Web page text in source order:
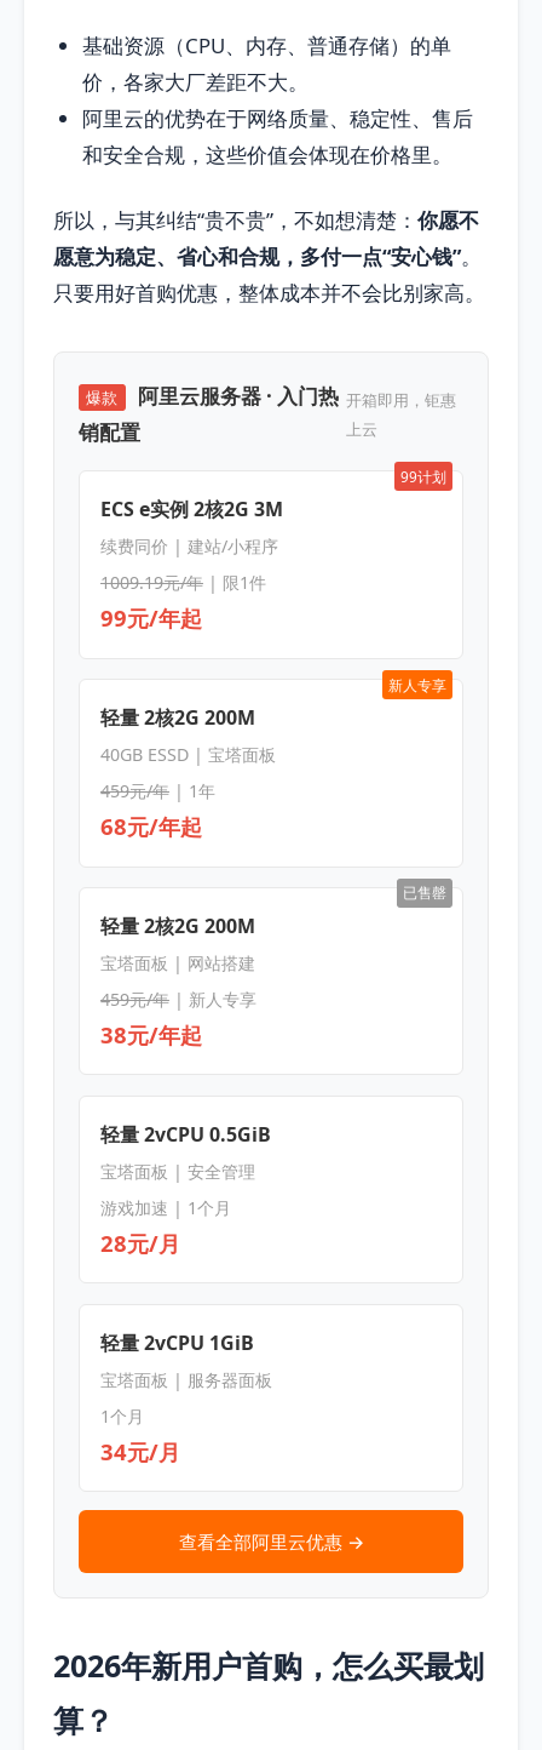
基础资源（CPU、内存、普通存储）的单
价，各家大厂差距不大。
阿里云的优势在于网络质量、稳定性、售后
和安全合规，这些价值会体现在价格里。
所以，与其纠结“贵不贵”，不如想清楚： 你愿不
愿意为稳定、省心和合规，多付一点“安心钱”。
只要用好首购优惠，整体成本并不会比别家高。
爆款
阿里云服务器 · 入门热
销配置
开箱即用，钜惠
上云
99计划
ECS e实例 2核2G 3M
续费同价 | 建站/小程序
1009.19元/年| 限1件
99元/年起
新人专享
轻量 2核2G 200M
40GB ESSD | 宝塔面板
459元/年| 1年
68元/年起
已售罄
轻量 2核2G 200M
宝塔面板 | 网站搭建
459元/年| 新人专享
38元/年起
轻量 2vCPU 0.5GiB
宝塔面板 | 安全管理
游戏加速 | 1个月
28元/月
轻量 2vCPU 1GiB
宝塔面板 | 服务器面板
1个月
34元/月
查看全部阿里云优惠 →
2026年新用户首购，怎么买最划
算？